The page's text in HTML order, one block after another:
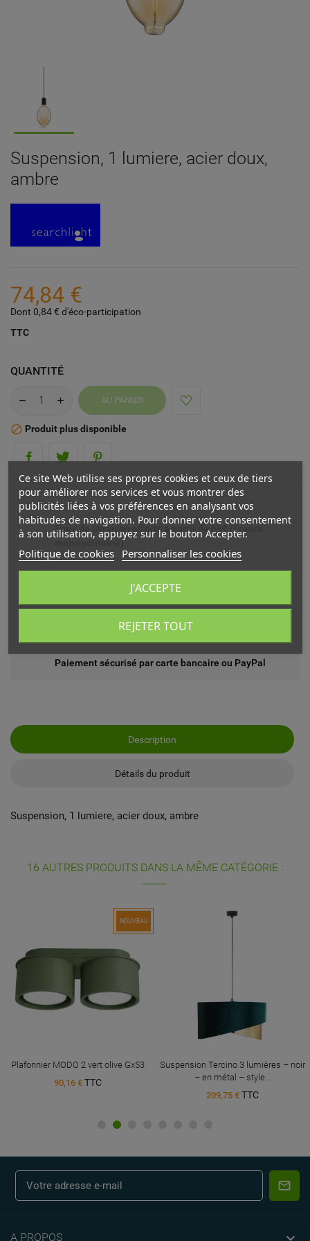
Suspension, 1 lumiere, acier doux,
ambre
74,84 €
Dont 0,84 € d'éco-participation
TTC
QUANTITÉ
AU PANIER
 Produit plus disponible
Frais de livraison offerts à partir de 69€ (France
métropolitaine)
Echange ou remboursement possible sous 14 jours
Paiement sécurisé par carte bancaire ou PayPal
Description
Détails du produit
Suspension, 1 lumiere, acier doux, ambre
16 AUTRES PRODUITS DANS LA MÊME CATÉGORIE :
NOUVEAU
Plafonnier MODO 2 vert olive Gx53
90,16 € TTC
Suspension Tercino 3 lumières – noir
– en métal – style...
209,75 € TTC
A PROPOS
Ce site Web utilise ses propres cookies et ceux de tiers
pour améliorer nos services et vous montrer des
publicités liées à vos préférences en analysant vos
habitudes de navigation. Pour donner votre consentement
à son utilisation, appuyez sur le bouton Accepter.
Politique de cookies Personnaliser les cookies
REJETER TOUT
J'ACCEPTE